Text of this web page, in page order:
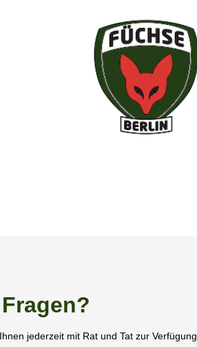
jederzeit mit Rat und Tat zur Verfügung.